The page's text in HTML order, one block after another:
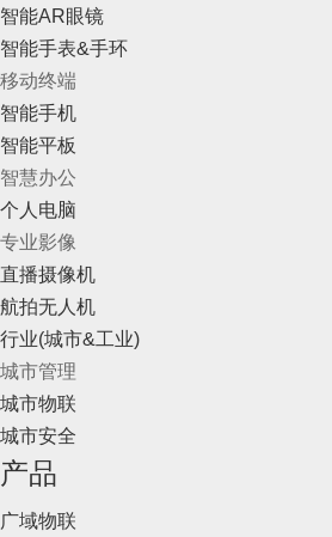
智能AR眼镜
智能手表&手环
移动终端
智能手机
智能平板
智慧办公
个人电脑
专业影像
直播摄像机
航拍无人机
行业(城市&工业)
城市管理
城市物联
城市安全
产品
广域物联